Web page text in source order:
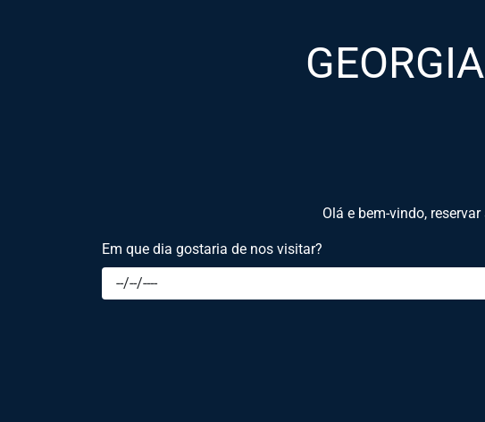
Olá e bem-vindo,
Em que dia gostaria de nos visitar?